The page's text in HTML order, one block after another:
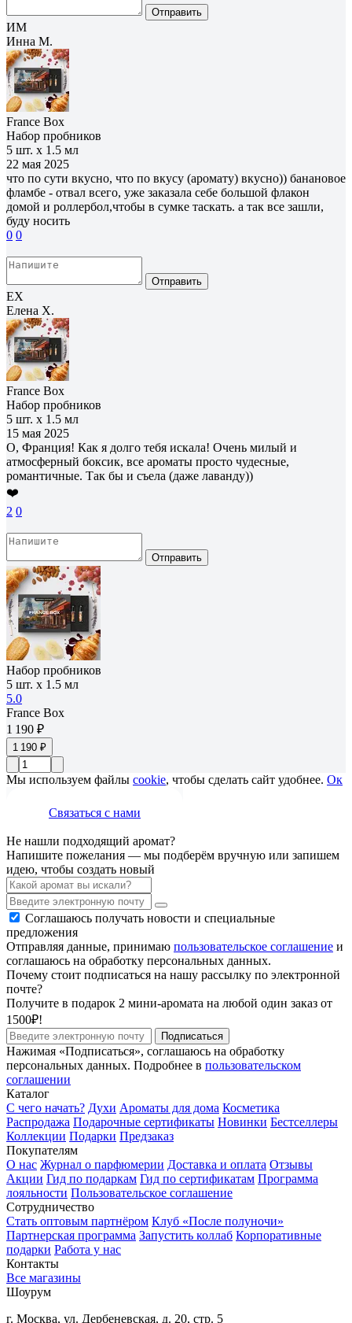
Отправить
ИМ
Инна М.
France Box
Набор пробников
5 шт. х 1.5 мл
22 мая 2025
что по сути вкусно, что по вкусу (аромату) вкусно)) банановое
фламбе - отвал всего, уже заказала себе большой флакон
домой и роллербол,чтобы в сумке таскать. а так все зашли,
буду носить
0 0
Отправить
ЕХ
Елена Х.
France Box
Набор пробников
5 шт. х 1.5 мл
15 мая 2025
О, Франция! Как я долго тебя искала! Очень милый и
атмосферный боксик, все ароматы просто чудесные,
романтичные. Так бы и съела (даже лаванду))
❤️
2 0
Отправить
Набор пробников
5 шт. х 1.5 мл
5.0
France Box
1 190 ₽
1 190 ₽
Мы используем файлы cookie, чтобы сделать сайт удобнее. Ок
Связаться с нами
Не нашли подходящий аромат?
Напишите пожелания — мы подберём вручную или запишем
идею, чтобы создать новый
Соглашаюсь получать новости и специальные
предложения
Отправляя данные, принимаю пользовательское соглашение и
соглашаюсь на обработку персональных данных.
Почему стоит подписаться на нашу рассылку по электронной
почте?
Получите в подарок 2 мини-аромата на любой один заказ от
1500₽!
Подписаться
Нажимая «Подписаться», соглашаюсь на обработку
персональных данных. Подробнее в пользовательском
соглашении
Каталог
С чего начать? Духи Ароматы для дома Косметика
Распродажа Подарочные сертификаты Новинки Бестселлеры
Коллекции Подарки Предзаказ
Покупателям
О нас Журнал о парфюмерии Доставка и оплата Отзывы
Акции Гид по подаркам Гид по сертификатам Программа
лояльности Пользовательское соглашение
Сотрудничество
Стать оптовым партнёром Клуб «После полуночи»
Партнерская программа Запустить коллаб Корпоративные
подарки Работа у нас
Контакты
Все магазины
Шоурум
г. Москва, ул. Дербеневская, д. 20, стр. 5